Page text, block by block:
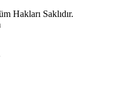
Hakları Saklıdır.